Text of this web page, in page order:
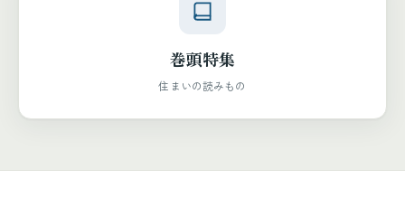
巻頭特集
住まいの読みもの